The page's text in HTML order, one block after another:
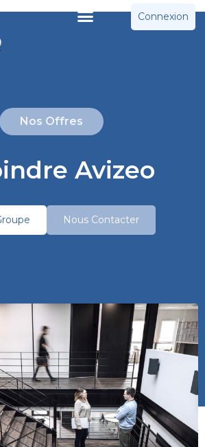
Connexion
Nos Offres
Avizeo
Nous Contacter